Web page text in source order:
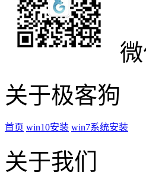
关于极客狗
首页 win10安装 win7系统安装
关于我们